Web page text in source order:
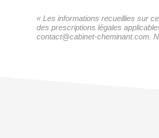
« Les informations recueillies sur
des prescriptions légales
contact@cabinet-cheminant.com.